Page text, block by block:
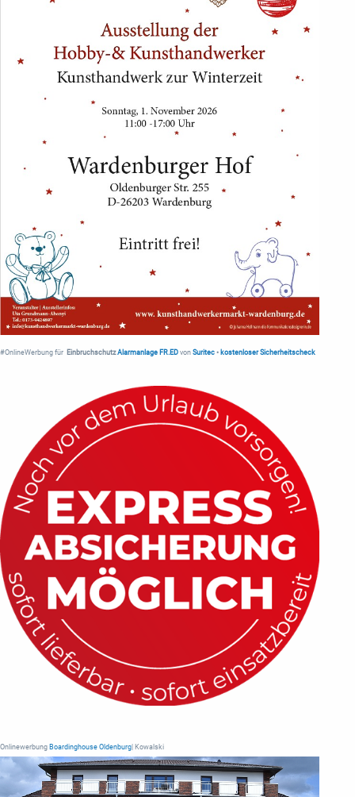
#OnlineWerbung für Einbruchschutz Alarmanlage FR.ED von Suritec • kostenloser Sicherheitscheck
Onlinewerbung Boardinghouse Oldenburg | Kowalski